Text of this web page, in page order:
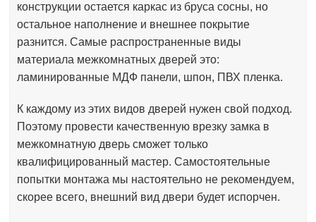
конструкции остается каркас из бруса сосны, но
остальное наполнение и внешнее покрытие
разнится. Самые распространенные виды
материала межкомнатных дверей это:
ламинированные МДФ панели, шпон, ПВХ пленка.
К каждому из этих видов дверей нужен свой подход.
Поэтому провести качественную врезку замка в
межкомнатную дверь сможет только
квалифицированный мастер. Самостоятельные
попытки монтажа мы настоятельно не рекомендуем,
скорее всего, внешний вид двери будет испорчен.